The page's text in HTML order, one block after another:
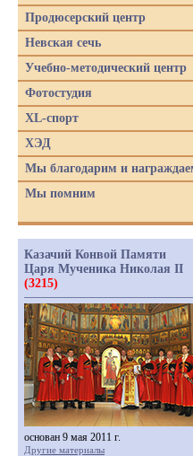
Продюсерский центр
Невская сечь
Учебно-методический центр
Фотостудия
XL-спорт
ХЭД
Мы благодарим и
Мы помним
Казачий Конвой Памяти
Царя Мученика Николая II
(3215)
основан 9 мая 2011 г.
Другие материалы